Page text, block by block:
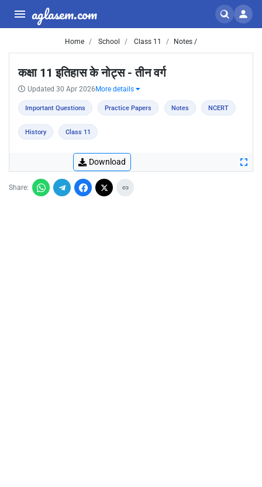
aglasem.com
Home School Class 11 Notes /
कक्षा 11 इतिहास के नोट्स - तीन वर्ग
Updated 30 Apr 2026 More details
Important Questions Practice Papers Notes NCERT
History Class 11
Download
Share: